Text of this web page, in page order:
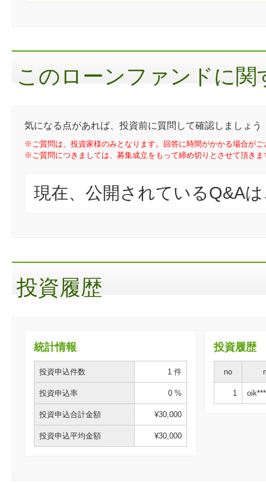
このローンファンドに関
気になる点があれば、投資前に質問して確認しましょう
※ご質問は、投資家様のみとなります。回答に時間がかかる場合が
※ご質問につきましては、募集成立をもって締め切りとさせて頂きま
現在、公開されているQ&A
投資履歴
投資履歴
no
1
統計情報
投資申込件数 1 件
投資申込率 0 %
投資申込合計金額 ¥30,000
投資申込平均金額 ¥30,000